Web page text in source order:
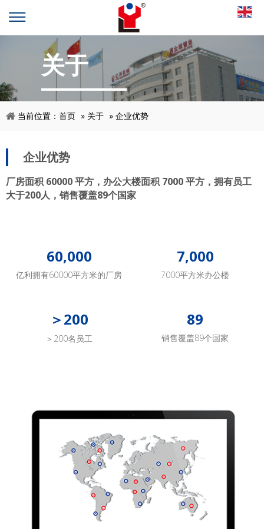
关于
当前位置： 首页 » 关于 » 企业优势
企业优势
厂房面积 60000 平方，办公大楼面积 7000 平方，拥有员工
大于200人，销售覆盖89个国家
60,000
亿利拥有60000平方米的厂房
7,000
7000平方米办公楼
＞200
＞200名员工
89
销售覆盖89个国家